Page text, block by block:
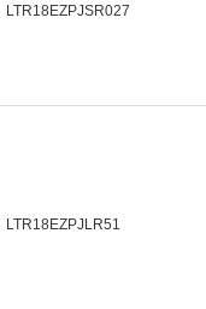
LTR18EZPJSR027
LTR18EZPJLR51